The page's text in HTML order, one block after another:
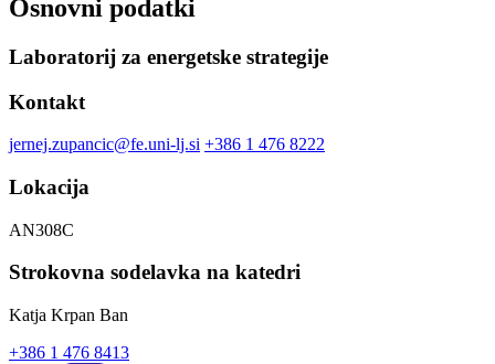
Osnovni podatki
Laboratorij za energetske strategije
Kontakt
jernej.zupancic@fe.uni-lj.si +386 1 476 8222
Lokacija
AN308C
Strokovna sodelavka na katedri
Katja Krpan Ban
+386 1 476 8413